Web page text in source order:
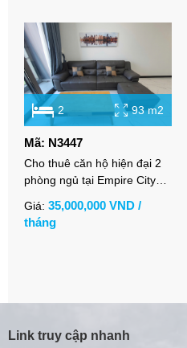
2 93 m2
Mã: N3447
Cho thuê căn hộ hiện đại 2
phòng ngủ tại Empire City
Giá: 35,000,000 VND /
tháng
Link truy cập nhanh